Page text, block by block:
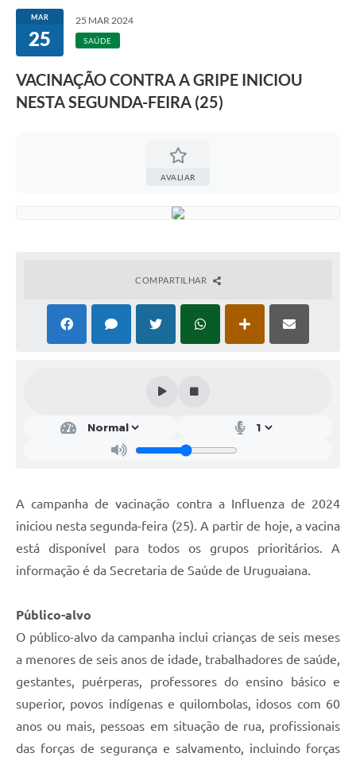
Secretarias/Centrais
COVID-19
Cidadão Online: IPTU - alvará
SIM - Serviço de Inspeção Municipal
Vigilância Sanitária
Obras
Galeria de Vídeos
MAR
25
25 MAR 2024
SAÚDE
VACINAÇÃO CONTRA A GRIPE INICIOU
NESTA SEGUNDA-FEIRA (25)
AVALIAR
COMPARTILHAR
A campanha de vacinação contra a Influenza de 2024
iniciou nesta segunda-feira (25). A partir de hoje, a vacina
está disponível para todos os grupos prioritários. A
informação é da Secretaria de Saúde de Uruguaiana.
Público-alvo
O público-alvo da campanha inclui crianças de seis meses
a menores de seis anos de idade, trabalhadores de saúde,
gestantes, puérperas, professores do ensino básico e
superior, povos indígenas e quilombolas, idosos com 60
anos ou mais, pessoas em situação de rua, profissionais
das forças de segurança e salvamento, incluindo forças